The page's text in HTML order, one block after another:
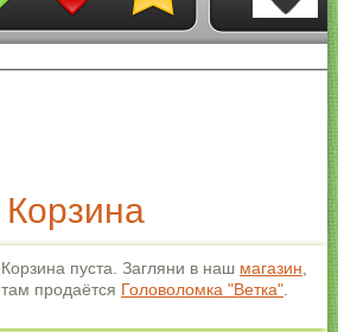
Корзина
Корзина пуста. Загляни в наш магазин
там продаётся Головоломка "Ветка"